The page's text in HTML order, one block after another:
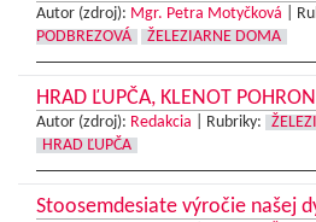
Autor (zdroj): Mgr. Petra Motyčková
PODBREZOVÁ
ŽELEZIARNE DOMA
HRAD ĽUPČA, KLENOT
Autor (zdroj): Redakcia Rubriky:
HRAD ĽUPČA
Stoosemdesiate výročie našej